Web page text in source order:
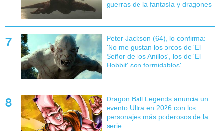
guerras de la fantasía y dragones
Peter Jackson (64), lo confirma:
'No me gustan los orcos de 'El
Señor de los Anillos', los de 'El
Hobbit' son formidables'
Dragon Ball Legends anuncia un
evento Ultra en 2026 con los
personajes más poderosos de la
serie